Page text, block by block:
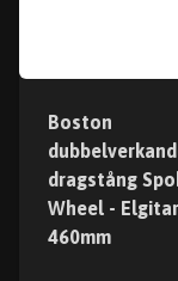
Boston
dragstång
Wheel -
460mm